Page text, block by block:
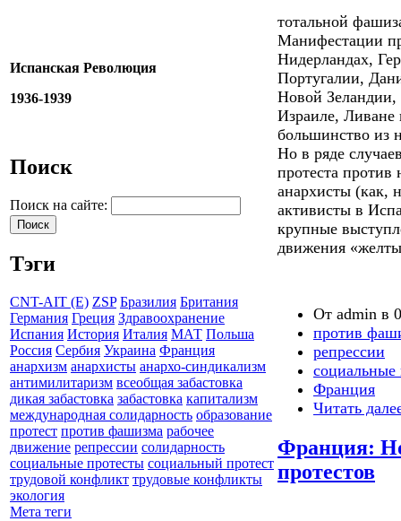
Испанская Революция
1936-1939
Поиск
Поиск на сайте:
Тэги
CNT-AIT (E) ZSP Бразилия Британия
Германия Греция Здравоохранение
Испания История Италия МАТ Польша
Россия Сербия Украина Франция
анархизм анархисты анархо-синдикализм
антимилитаризм всеобщая забастовка
дикая забастовка забастовка капитализм
международная солидарность образование
протест против фашизма рабочее
движение репрессии солидарность
социальные протесты социальный протест
трудовой конфликт трудовые конфликты
экология
Мета теги
тотальной
Манифестации
Нидерландах,
Португалии,
Новой
Израиле, Ливане
большинство из
Но в ряде
протеста против
анархисты (как,
активисты в
крупные
движения
От admin в
против
репрессии
социальные
Франция
Читать
Франция:
протестов